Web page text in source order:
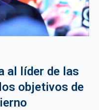
al líder de las
objetivos de